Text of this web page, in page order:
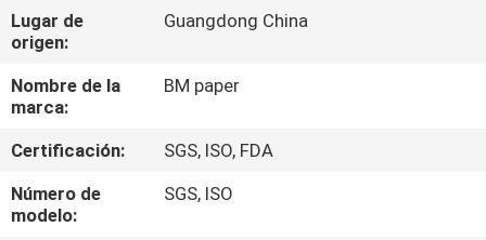
SOBRE
NOSOTROS
RECORRIDO
POR
LA
Lugar de
origen:
Guangdong China
Nombre de la
marca:
BM paper
Certificación:
SGS, ISO, FDA
Número de
modelo:
SGS, ISO